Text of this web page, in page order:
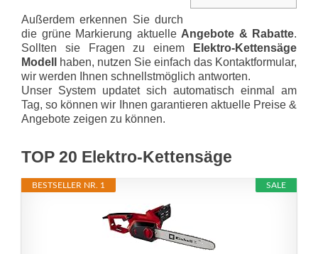
Außerdem erkennen Sie durch
die grüne Markierung aktuelle Angebote & Rabatte.
Sollten sie Fragen zu einem
Elektro-Kettensäge
Modell
haben, nutzen Sie einfach das Kontaktformular,
wir werden Ihnen schnellstmöglich antworten.
Unser System updatet sich automatisch einmal am
Tag, so können wir Ihnen garantieren aktuelle Preise &
Angebote zeigen zu können.
TOP 20 Elektro-Kettensäge
SALE
BESTSELLER NR. 1